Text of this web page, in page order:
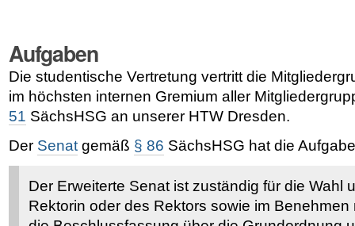
Aufgaben
Die studentische Vertretung vertritt die
im höchsten internen Gremium aller
51 SächsHSG an unserer HTW Dresden.
Der Senatgemäß § 86 SächsHSG hat die
Der Erweiterte Senat ist zuständig für die Wahl
Rektorin oder des Rektors sowie im Benehmen